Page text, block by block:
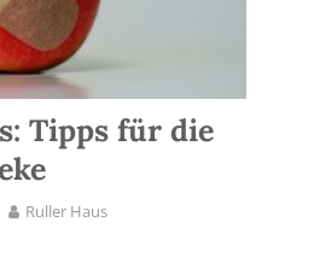
Tipps für die
Ruller Haus